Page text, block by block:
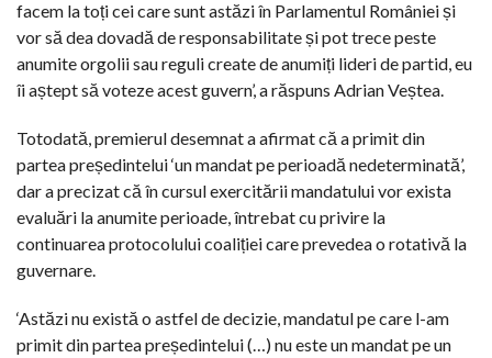
facem la toți cei care sunt astăzi în Parlamentul României și
vor să dea dovadă de responsabilitate și pot trece peste
anumite orgolii sau reguli create de anumiți lideri de partid, eu
îi aștept să voteze acest guvern’, a răspuns Adrian Veștea.
Totodată, premierul desemnat a afirmat că a primit din
partea președintelui ‘un mandat pe perioadă nedeterminată’,
dar a precizat că în cursul exercitării mandatului vor exista
evaluări la anumite perioade, întrebat cu privire la
continuarea protocolului coaliției care prevedea o rotativă la
guvernare.
‘Astăzi nu există o astfel de decizie, mandatul pe care l-am
primit din partea președintelui (…) nu este un mandat pe un